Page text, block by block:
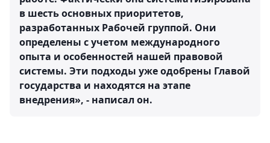
в шесть основных приоритетов,
разработанных Рабочей группой. Они
определены с учетом международного
опыта и особенностей нашей правовой
системы. Эти подходы уже одобрены Главой
государства и находятся на этапе
внедрения», - написал он.